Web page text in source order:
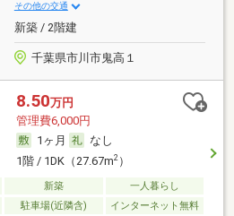
その他の交通
新築 / 2階建
千葉県市川市鬼高１
8.50万円
管理費6,000円
1ヶ月
なし
1階 / 1DK（27.67m2）
新築
一人暮らし
駐車場(近隣含) インターネット無料